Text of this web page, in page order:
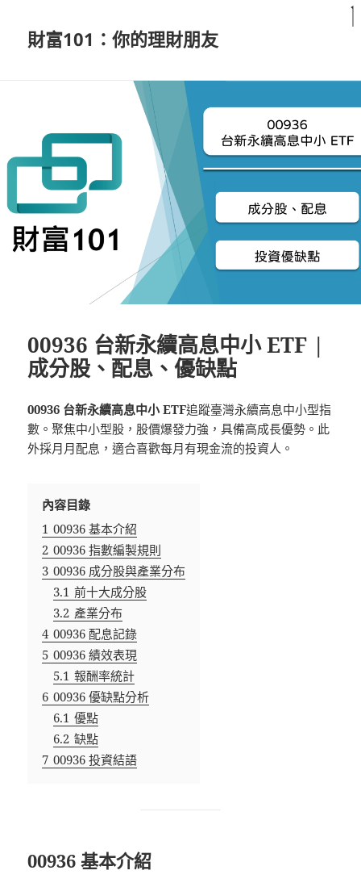
財富101：你的理財朋友
00936 台新永續高息中小 ETF |
成分股、配息、優缺點
00936 台新永續高息中小 ETF追蹤臺灣永續高息中小型指
數。聚焦中小型股，股價爆發力強，具備高成長優勢。此
外採月月配息，適合喜歡每月有現金流的投資人。
內容目錄
1 00936 基本介紹
2 00936 指數編製規則
3 00936 成分股與產業分布
3.1 前十大成分股
3.2 產業分布
4 00936 配息記錄
5 00936 績效表現
5.1 報酬率統計
6 00936 優缺點分析
6.1 優點
6.2 缺點
7 00936 投資結語
00936 基本介紹